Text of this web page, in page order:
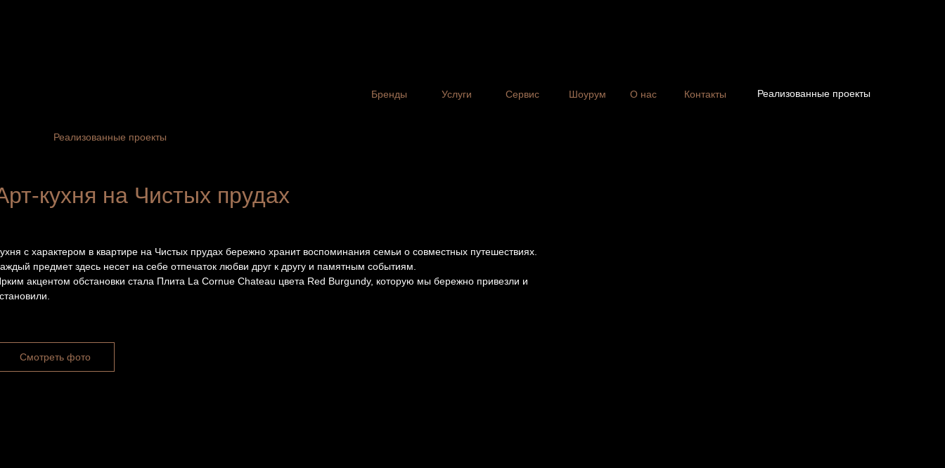
Реализованные проекты
Смотреть фото
с характером в квартире на Чистых прудах бережно хранит воспоминания семьи о совместных путешествиях.
предмет здесь несет на себе отпечаток любви друг к другу и памятным событиям.
акцентом обстановки стала Плита La Cornue Chateau цвета Red Burgundy, которую мы бережно привезли и
кухня на Чистых прудах
Реализованные проекты
Контакты
О нас
Шоурум
Сервис
Услуги
Бренды